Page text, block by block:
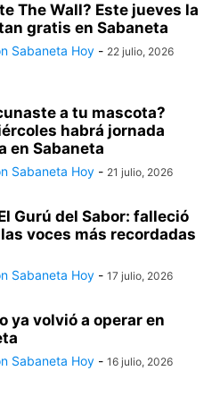
The Wall? Este jueves la
gratis en Sabaneta
Sabaneta Hoy - 22 julio, 2026
a tu mascota?
habrá jornada
en Sabaneta
Sabaneta Hoy - 21 julio, 2026
Gurú del Sabor: falleció
voces más recordadas
Sabaneta Hoy - 17 julio, 2026
ya volvió a operar en
Sabaneta Hoy - 16 julio, 2026